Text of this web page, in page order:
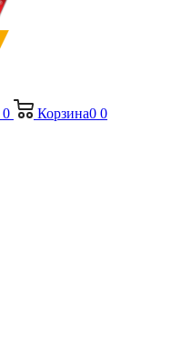
0 Корзина0 0